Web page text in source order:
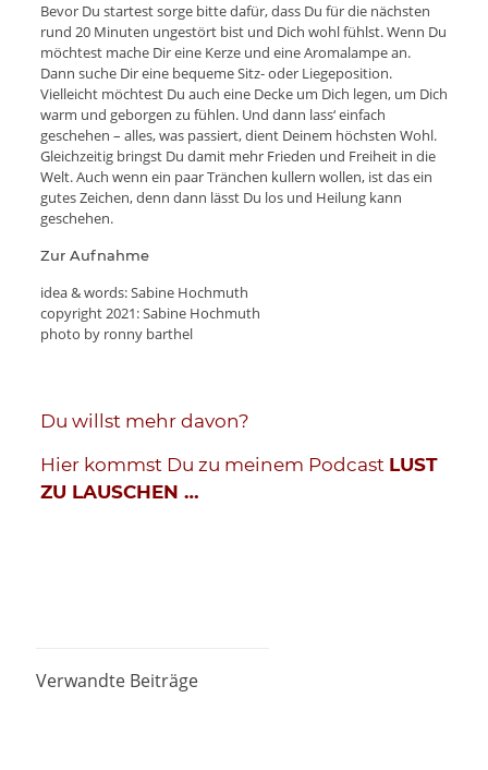
Bevor Du startest sorge bitte dafür, dass Du für die nächsten
rund 20 Minuten ungestört bist und Dich wohl fühlst. Wenn Du
möchtest mache Dir eine Kerze und eine Aromalampe an.
Dann suche Dir eine bequeme Sitz- oder Liegeposition.
Vielleicht möchtest Du auch eine Decke um Dich legen, um Dich
warm und geborgen zu fühlen. Und dann lass‘ einfach
geschehen – alles, was passiert, dient Deinem höchsten Wohl.
Gleichzeitig bringst Du damit mehr Frieden und Freiheit in die
Welt. Auch wenn ein paar Tränchen kullern wollen, ist das ein
gutes Zeichen, denn dann lässt Du los und Heilung kann
geschehen.
Zur Aufnahme
idea & words: Sabine Hochmuth
copyright 2021: Sabine Hochmuth
photo by ronny barthel
Du willst mehr davon?
Hier kommst Du zu meinem Podcast LUST
ZU LAUSCHEN …
Verwandte Beiträge